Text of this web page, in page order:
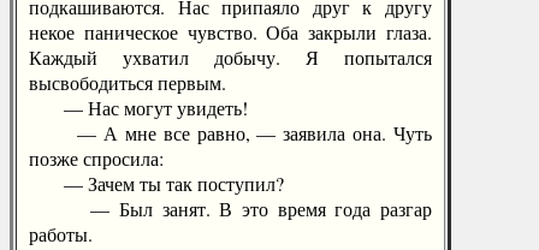
подкашиваются. Нас припаяло друг к другу
некое паническое чувство. Оба закрыли глаза.
Каждый ухватил добычу. Я попытался
высвободиться первым.
— Нас могут увидеть!
— А мне все равно, — заявила она. Чуть
позже спросила:
— Зачем ты так поступил?
— Был занят. В это время года разгар
работы.